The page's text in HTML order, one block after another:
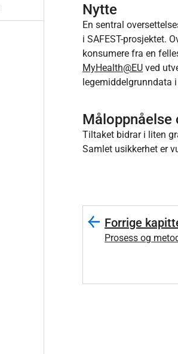
Nytte
En sentral
i SAFEST-prosjektet.
konsumere fra en
MyHealth@EU ved
legemiddelgrunndata
Måloppnåelse
Tiltaket bidrar i liten
Samlet usikkerhet er
Forrige
Prosess og